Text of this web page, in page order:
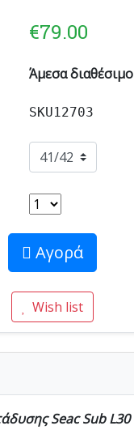
€79.00
Άμεσα διαθέσιμο
SKU12703
Αγορά
Wish list
Seac Sub L30